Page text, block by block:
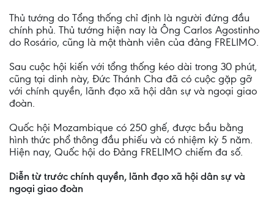
Thủ tướng do Tổng thống chỉ định là người đứng đầu
chính phủ. Thủ tướng hiện nay là Ông Carlos Agostinho
do Rosário, cũng là một thành viên của đảng FRELIMO.
Sau cuộc hội kiến với tổng thống kéo dài trong 30 phút,
cũng tại dinh này, Đức Thánh Cha đã có cuộc gặp gỡ
với chính quyền, lãnh đạo xã hội dân sự và ngoại giao
đoàn.
Quốc hội Mozambique có 250 ghế, được bầu bằng
hình thức phổ thông đầu phiếu và có nhiệm kỳ 5 năm.
Hiện nay, Quốc hội do Đảng FRELIMO chiếm đa số.
Diễn từ trước chính quyền, lãnh đạo xã hội dân sự và
ngoại giao đoàn